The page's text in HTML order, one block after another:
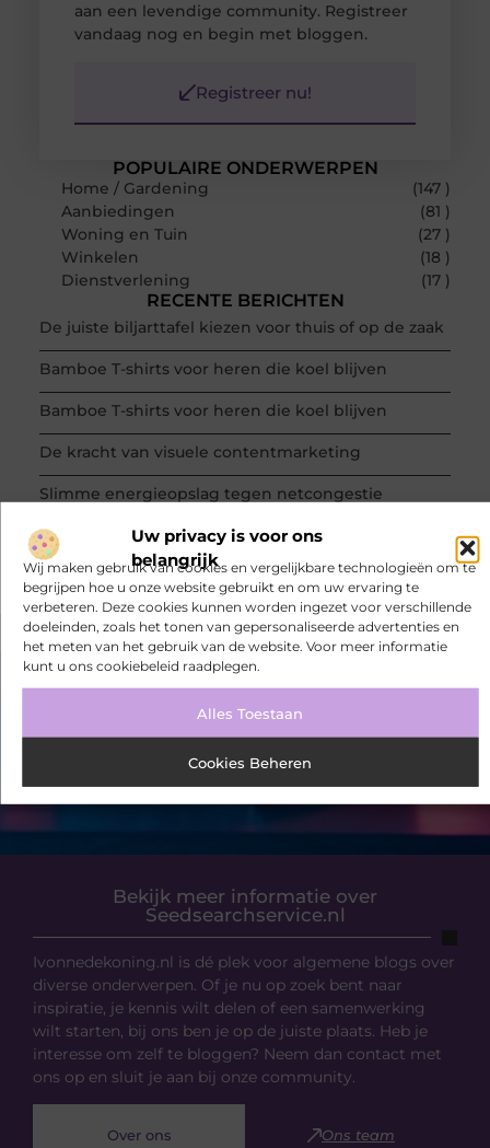
Uw privacy is voor ons
belangrijk
Wij maken gebruik van cookies en vergelijkbare technologieën om te
begrijpen hoe u onze website gebruikt en om uw ervaring te
verbeteren. Deze cookies kunnen worden ingezet voor verschillende
doeleinden, zoals het tonen van gepersonaliseerde advertenties en
het meten van het gebruik van de website. Voor meer informatie
kunt u ons cookiebeleid raadplegen.
Alles Toestaan
Cookies Beheren
POPULAIRE ONDERWERPEN
Home / Gardening
(147 )
Aanbiedingen
(81 )
Woning en Tuin
(27 )
Winkelen
(18 )
Dienstverlening
(17 )
RECENTE BERICHTEN
De juiste biljarttafel kiezen voor thuis of op de zaak
Bamboe T-shirts voor heren die koel blijven
Bamboe T-shirts voor heren die koel blijven
De kracht van visuele contentmarketing
Slimme energieopslag tegen netcongestie
Creëer een kantoorinrichting die werkt
aan een levendige community. Registreer
vandaag nog en begin met bloggen.
Registreer nu!
Bekijk meer informatie over
Seedsearchservice.nl
Ivonnedekoning.nl is dé plek voor algemene blogs over
diverse onderwerpen. Of je nu op zoek bent naar
inspiratie, je kennis wilt delen of een samenwerking
wilt starten, bij ons ben je op de juiste plaats. Heb je
interesse om zelf te bloggen? Neem dan contact met
ons op en sluit je aan bij onze community.
Over ons Ons team
VORIGE
Gran Canaria, één van Europa’s populairste vakantiebestemmingen Tips om het schilderwerk te onderhouden